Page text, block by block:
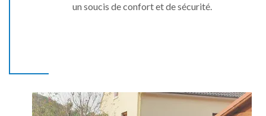
un soucis de confort et de sécurité.